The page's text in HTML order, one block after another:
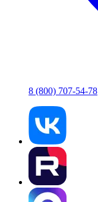
8 (800) 707-54-78